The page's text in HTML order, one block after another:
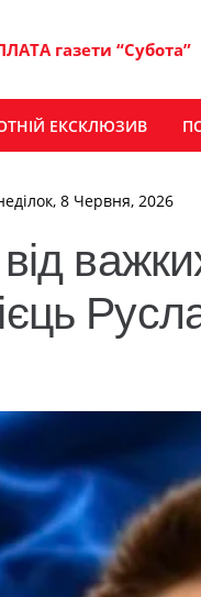
газети “Субота”
ЕКСКЛЮЗИВ
8 Червня, 2026
від